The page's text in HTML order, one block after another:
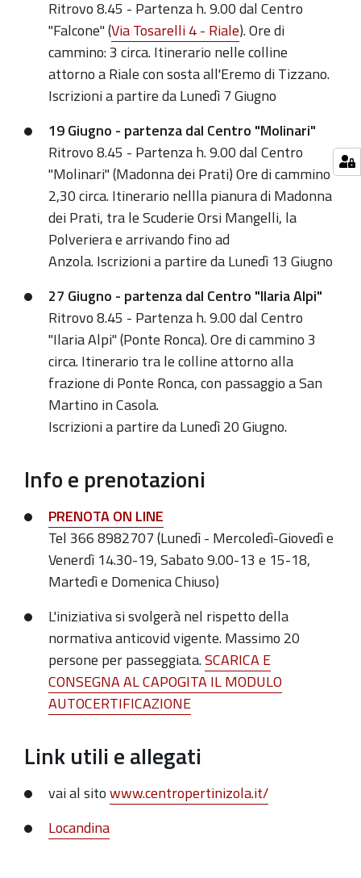
Ritrovo 8.45 - Partenza h. 9.00 dal Centro
"Falcone" (Via Tosarelli 4 - Riale). Ore di
cammino: 3 circa. Itinerario nelle colline
attorno a Riale con sosta all'Eremo di Tizzano.
Iscrizionia partire da Lunedì 7 Giugno
19 Giugno - partenza dal Centro "Molinari"
Ritrovo 8.45 - Partenza h. 9.00 dal Centro
"Molinari" (Madonna dei Prati) Ore di cammino
2,30 circa. Itinerario nellla pianura di Madonna
dei Prati, tra le Scuderie Orsi Mangelli, la
Polveriera e arrivando fino ad
Anzola.Iscrizionia partire da Lunedì 13 Giugno
27 Giugno - partenza dal Centro "Ilaria Alpi"
Ritrovo 8.45 - Partenza h. 9.00 dal Centro
"Ilaria Alpi" (Ponte Ronca). Ore di cammino 3
circa. Itinerario tra le colline attorno alla
frazione di Ponte Ronca, con passaggio a San
Martino in Casola.
Iscrizionia partire da Lunedì 20 Giugno.
Info e prenotazioni
PRENOTA ON LINE
Tel 366 8982707 (Lunedì - Mercoledì-Giovedì e
Venerdì 14.30-19, Sabato 9.00-13 e 15-18,
Martedì e Domenica Chiuso)
L'iniziativa si svolgerà nel rispetto della
normativa anticovid vigente. Massimo 20
persone per passeggiata.SCARICA E
CONSEGNA AL CAPOGITA IL MODULO
AUTOCERTIFICAZIONE
Link utili e allegati
vai al sitowww.centropertinizola.it/
Locandina